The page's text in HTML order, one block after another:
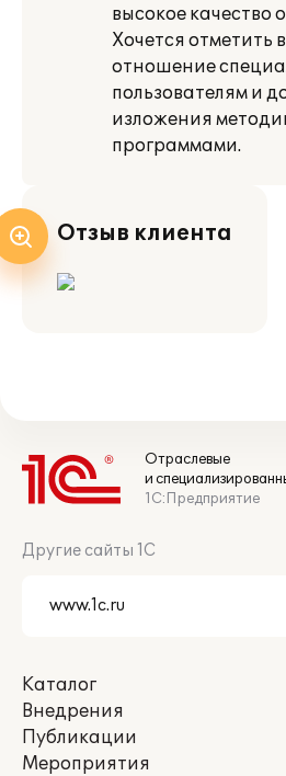
высокое качество
Хочется отметить
отношение
пользователям и
изложения
программами.
Отзыв клиента
Отраслевые
и
1С:Предприятие
Другие сайты 1С
Каталог
Внедрения
Публикации
Мероприятия